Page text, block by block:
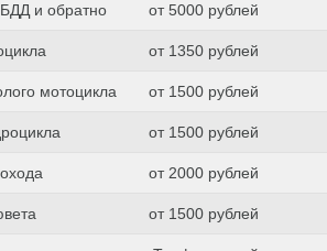
и обратно от 5000 рублей
от 1350 рублей
мотоцикла от 1500 рублей
от 1500 рублей
от 2000 рублей
от 1500 рублей